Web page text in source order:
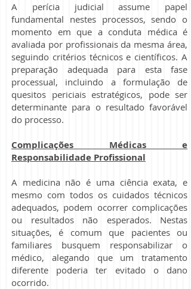
A perícia judicial assume papel
fundamental nestes processos, sendo o
momento em que a conduta médica é
avaliada por profissionais da mesma área,
seguindo critérios técnicos e científicos. A
preparação adequada para esta fase
processual, incluindo a formulação de
quesitos periciais estratégicos, pode ser
determinante para o resultado favorável
do processo.
Complicações Médicas e
Responsabilidade Profissional
A medicina não é uma ciência exata, e
mesmo com todos os cuidados técnicos
adequados, podem ocorrer complicações
ou resultados não esperados. Nestas
situações, é comum que pacientes ou
familiares busquem responsabilizar o
médico, alegando que um tratamento
diferente poderia ter evitado o dano
ocorrido.